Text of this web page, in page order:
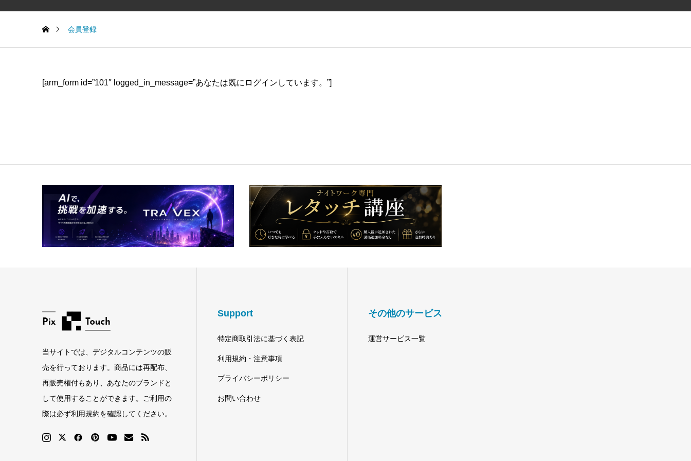
会員登録
[arm_form id=”101″ logged_in_message=”あなたは既にログインしています。”]
当サイトでは、デジタルコンテンツの販
売を行っております。商品には再配布、
再販売権付もあり、あなたのブランドと
して使用することができます。ご利用の
際は必ず利用規約を確認してください。
Support
特定商取引法に基づく表記
利用規約・注意事項
プライバシーポリシー
お問い合わせ
その他のサービス
運営サービス一覧